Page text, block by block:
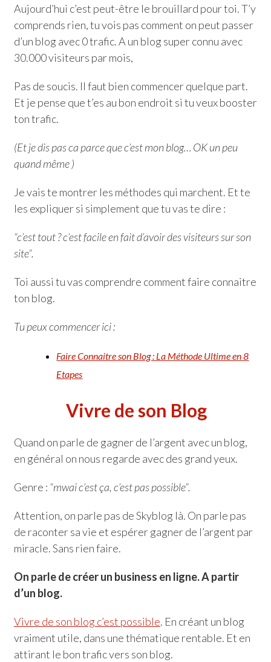
Aujourd’hui c’est peut-être le brouillard pour toi. T’y
comprends rien, tu vois pas comment on peut passer
d’un blog avec 0 trafic. A un blog super connu avec
30.000 visiteurs par mois,
Pas de soucis. Il faut bien commencer quelque part.
Et je pense que t’es au bon endroit si tu veux booster
ton trafic.
(Et je dis pas ca parce que c’est mon blog… OK un peu
quand même )
Je vais te montrer les méthodes qui marchent. Et te
les expliquer si simplement que tu vas te dire :
“c’est tout ? c’est facile en fait d’avoir des visiteurs sur son
site”.
Toi aussi tu vas comprendre comment faire connaitre
ton blog.
Tu peux commencer ici :
Faire Connaitre son Blog : La Méthode Ultime en 8
Etapes
Vivre de son Blog
Quand on parle de gagner de l’argent avec un blog,
en général on nous regarde avec des grand yeux.
Genre : “mwai c’est ça, c’est pas possible”.
Attention, on parle pas de Skyblog là. On parle pas
de raconter sa vie et espérer gagner de l’argent par
miracle. Sans rien faire.
On parle de créer un business en ligne. A partir
d’un blog.
Vivre de son blog c’est possible. En créant un blog
vraiment utile, dans une thématique rentable. Et en
attirant le bon trafic vers son blog.